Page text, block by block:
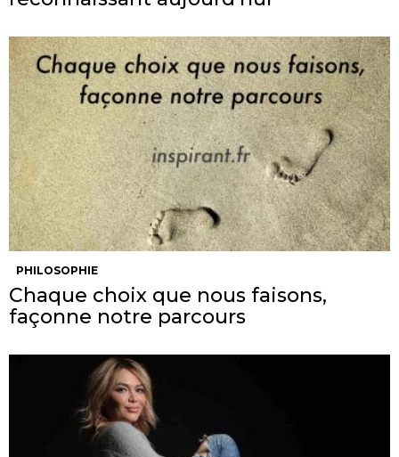
PHILOSOPHIE
Chaque choix que nous faisons,
façonne notre parcours